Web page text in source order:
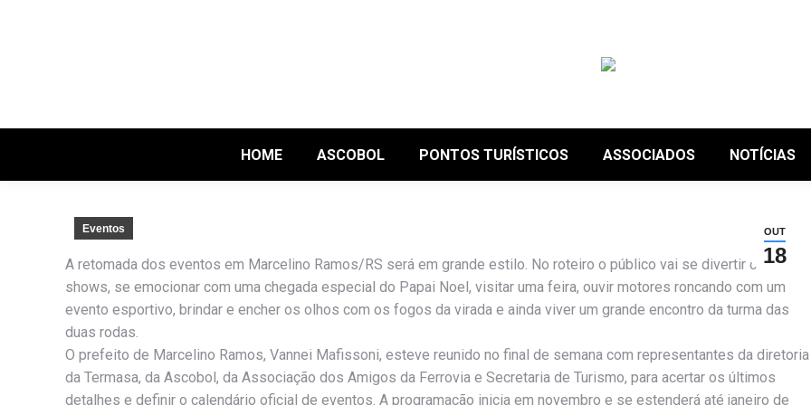
HOME ASCOBOL PONTOS TURÍSTICOS ASSOCIADOS NOTÍCIAS
OUT
18
Eventos
A retomada dos eventos em Marcelino Ramos/RS será em grande estilo. No roteiro o público vai se divertir com
shows, se emocionar com uma chegada especial do Papai Noel, visitar uma feira, ouvir motores roncando com um
evento esportivo, brindar e encher os olhos com os fogos da virada e ainda viver um grande encontro da turma das
duas rodas.
O prefeito de Marcelino Ramos, Vannei Mafissoni, esteve reunido no final de semana com representantes da diretoria
da Termasa, da Ascobol, da Associação dos Amigos da Ferrovia e Secretaria de Turismo, para acertar os últimos
detalhes e definir o calendário oficial de eventos. A programação inicia em novembro e se estenderá até janeiro de